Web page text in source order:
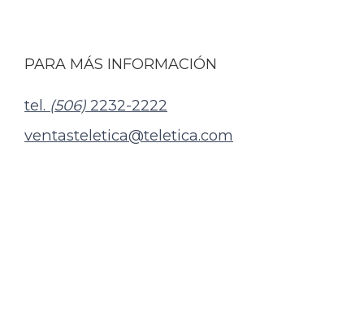
PARA MÁS INFORMACIÓN
tel. (506) 2232-2222
ventasteletica@teletica.com